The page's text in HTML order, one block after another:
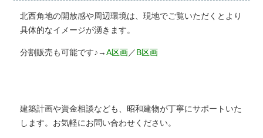
北西角地の開放感や周辺環境は、現地でご覧いただくとより
具体的なイメージが湧きます。
分割販売も可能です♪→A区画／B区画
建築計画や資金相談なども、昭和建物が丁寧にサポートいた
します。お気軽にお問い合わせください。